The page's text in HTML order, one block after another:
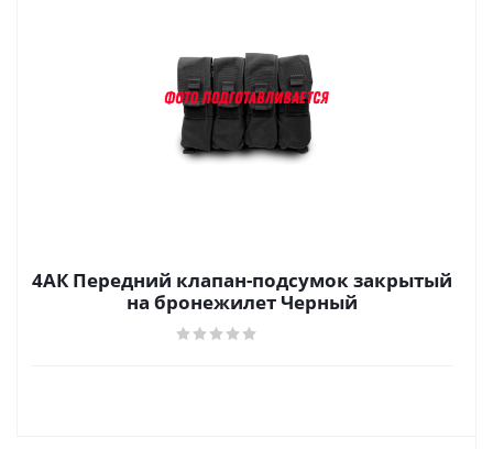
4АК Передний клапан-подсумок закрытый
на бронежилет Черный